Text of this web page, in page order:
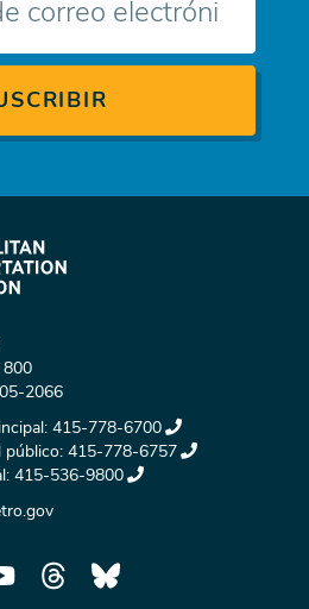
800
2066
415-778-6700
público: 415-778-6757
415-536-9800